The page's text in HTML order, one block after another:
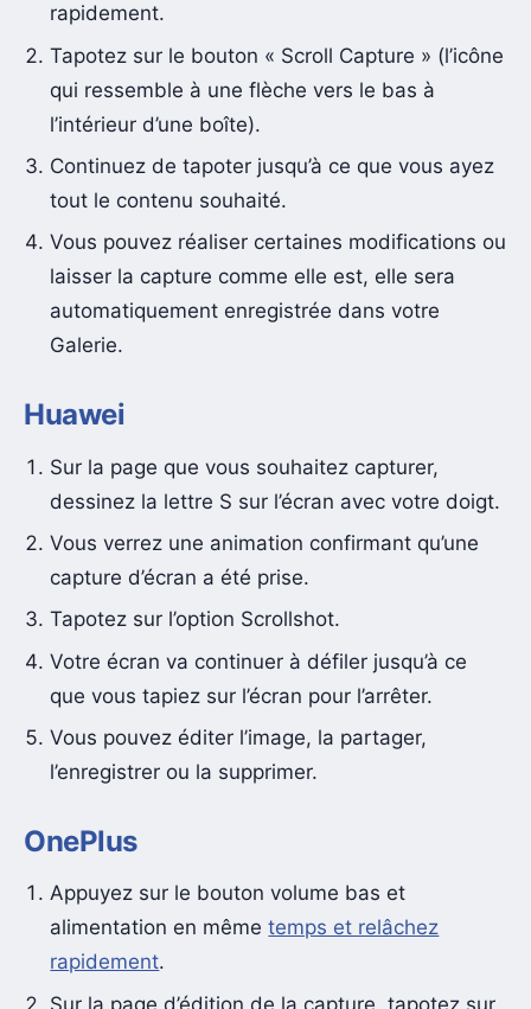
rapidement.
Tapotez sur le bouton « Scroll Capture » (l’icône
qui ressemble à une flèche vers le bas à
l’intérieur d’une boîte).
Continuez de tapoter jusqu’à ce que vous ayez
tout le contenu souhaité.
Vous pouvez réaliser certaines modifications ou
laisser la capture comme elle est, elle sera
automatiquement enregistrée dans votre
Galerie.
Huawei
Sur la page que vous souhaitez capturer,
dessinez la lettre S sur l’écran avec votre doigt.
Vous verrez une animation confirmant qu’une
capture d’écran a été prise.
Tapotez sur l’option Scrollshot.
Votre écran va continuer à défiler jusqu’à ce
que vous tapiez sur l’écran pour l’arrêter.
Vous pouvez éditer l’image, la partager,
l’enregistrer ou la supprimer.
OnePlus
Appuyez sur le bouton volume bas et
alimentation en mêmetemps et relâchez
rapidement.
Sur la page d’édition de la capture, tapotez sur